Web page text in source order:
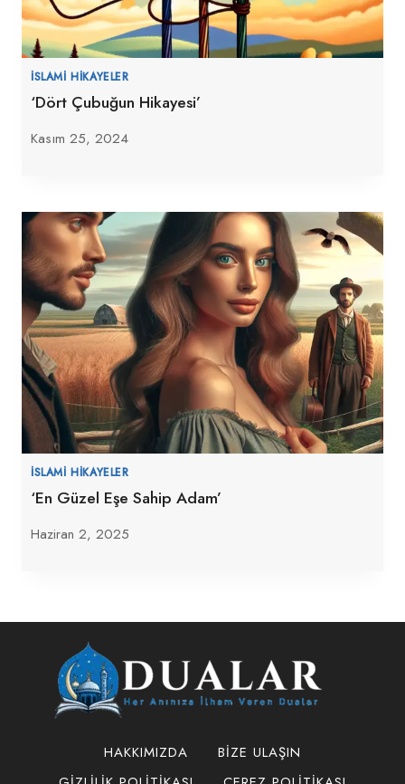
İSLAMI HIKAYELER
‘Dört Çubuğun Hikayesi’
Kasım 25, 2024
İSLAMI HIKAYELER
‘En Güzel Eşe Sahip Adam’
Haziran 2, 2025
HAKKIMIZDA
BIZE ULAŞIN